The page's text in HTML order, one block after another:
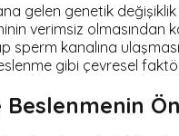
gelen genetik değişiklik
verimsiz olmasından
sperm kanalına
gibi çevresel
Beslenmenin